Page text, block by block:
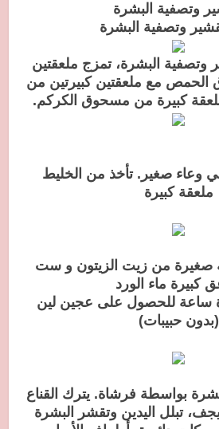
وتصفية البشرة
وتصفية البشرة
وتصفية البشرة، تمزج ملعقتين
مع ملعقتين كبيرتين من
كبيرة من مسحوق الكركم.
وعاء صغير. تأخذ من الخليط
ملعقة كبيرة
صغيرة من زيت الزيتون و ست
كبيرة ماء الورد
ساعة للحصول على عجين لين
(بدون حبيبات)
بواسطة فرشاة. يترك القناع
تبلل اليدين وتقشر البشرة